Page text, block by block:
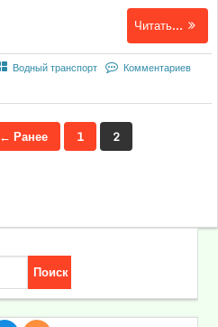
Читать...
Водный транспорт
Комментариев
← Ранее 1 2